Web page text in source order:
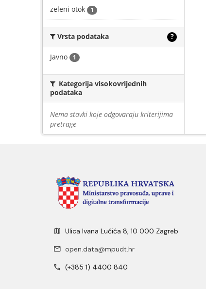
zeleni otok 1
Vrsta podataka ?
Javno 1
Kategorija visokovrijednih
podataka
Nema stavki koje odgovaraju kriterijima
pretrage